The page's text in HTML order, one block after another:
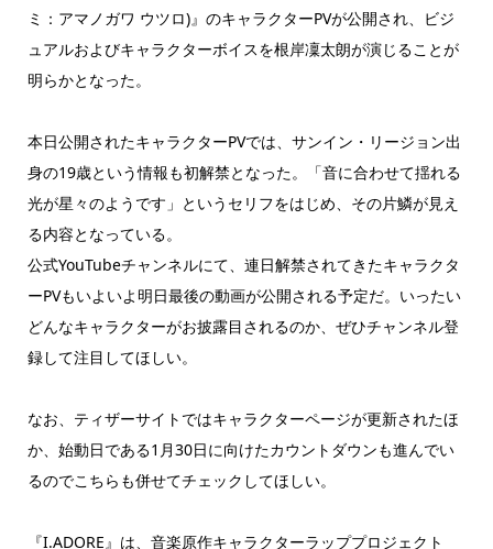
ミ：アマノガワ ウツロ)』のキャラクターPVが公開され、ビジ
ュアルおよびキャラクターボイスを根岸凜太朗が演じることが
明らかとなった。
本日公開されたキャラクターPVでは、サンイン・リージョン出
身の19歳という情報も初解禁となった。「音に合わせて揺れる
光が星々のようです」というセリフをはじめ、その片鱗が見え
る内容となっている。
公式YouTubeチャンネルにて、連日解禁されてきたキャラクタ
ーPVもいよいよ明日最後の動画が公開される予定だ。いったい
どんなキャラクターがお披露目されるのか、ぜひチャンネル登
録して注目してほしい。
なお、ティザーサイトではキャラクターページが更新されたほ
か、始動日である1月30日に向けたカウントダウンも進んでい
るのでこちらも併せてチェックしてほしい。
『I.ADORE』は、音楽原作キャラクターラッププロジェクト